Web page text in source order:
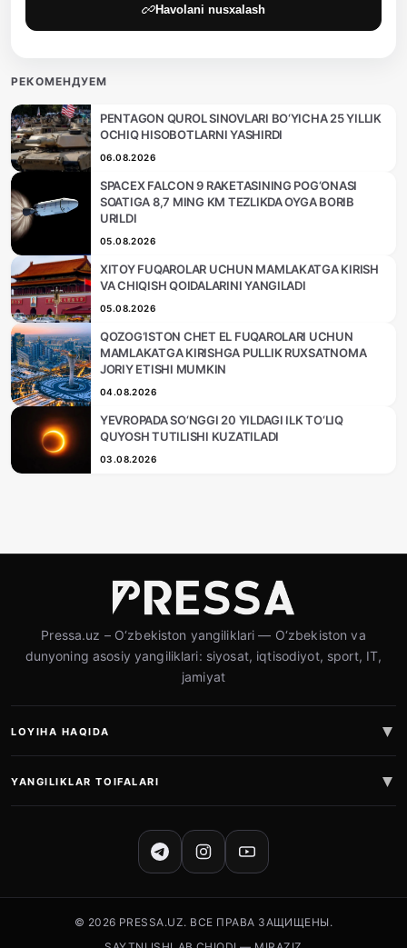
Havolani nusxalash
РЕКОМЕНДУЕМ
PENTAGON QUROL SINOVLARI BO‘YICHA 25 YILLIK
OCHIQ HISOBOTLARNI YASHIRDI
06.08.2026
SPACEX FALCON 9 RAKETASINING POG‘ONASI
SOATIGA 8,7 MING KM TEZLIKDA OYGA BORIB
URILDI
05.08.2026
XITOY FUQAROLAR UCHUN MAMLAKATGA KIRISH
VA CHIQISH QOIDALARINI YANGILADI
05.08.2026
QOZOG‘ISTON CHET EL FUQAROLARI UCHUN
MAMLAKATGA KIRISHGA PULLIK RUXSATNOMA
JORIY ETISHI MUMKIN
04.08.2026
YEVROPADA SO‘NGGI 20 YILDAGI ILK TO‘LIQ
QUYOSH TUTILISHI KUZATILADI
03.08.2026
Pressa.uz – O‘zbekiston yangiliklari — O‘zbekiston va
dunyoning asosiy yangiliklari: siyosat, iqtisodiyot, sport, IT,
jamiyat
LOYIHA HAQIDA
YANGILIKLAR TOIFALARI
IJTIMOIY TARMOQLAR
© 2026 PRESSA.UZ. ВСЕ ПРАВА ЗАЩИЩЕНЫ.